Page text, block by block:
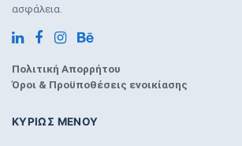
ασφάλεια.
Πολιτική Απορρήτου
Όροι & Προϋποθέσεις ενοικίασης
ΚΥΡΊΩΣ ΜΕΝΟΎ